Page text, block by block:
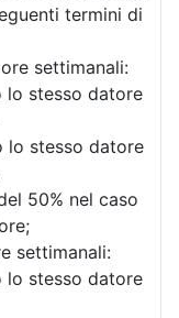
termini di
settimanali:
lo stesso datore
lo stesso datore
50% nel caso
settimanali:
lo stesso datore